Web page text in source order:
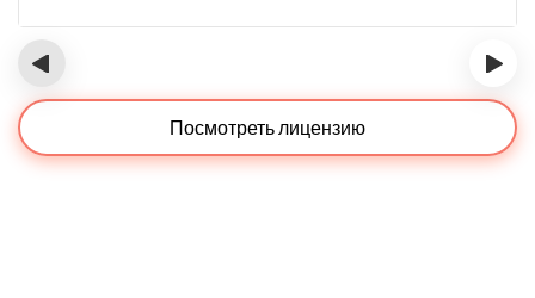
‹ ›
Посмотреть лицензию